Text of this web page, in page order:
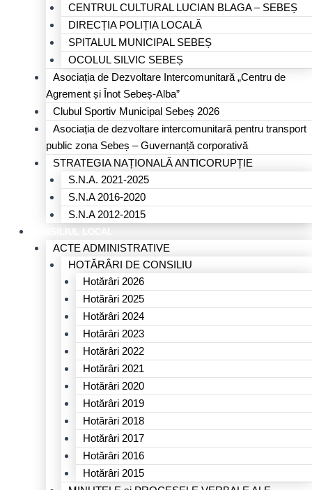
CENTRUL CULTURAL LUCIAN BLAGA – SEBEȘ
DIRECȚIA POLIȚIA LOCALĂ
SPITALUL MUNICIPAL SEBEȘ
OCOLUL SILVIC SEBEȘ
Asociația de Dezvoltare Intercomunitară „Centru de
Agrement și Înot Sebeș-Alba”
Clubul Sportiv Municipal Sebeș 2026
Asociația de dezvoltare intercomunitară pentru transport
public zona Sebeș – Guvernanță corporativă
STRATEGIA NAȚIONALĂ ANTICORUPȚIE
S.N.A. 2021-2025
S.N.A 2016-2020
S.N.A 2012-2015
CONSILIUL LOCAL
ACTE ADMINISTRATIVE
HOTĂRÂRI DE CONSILIU
Hotărâri 2026
Hotărâri 2025
Hotărâri 2024
Hotărâri 2023
Hotărâri 2022
Hotărâri 2021
Hotărâri 2020
Hotărâri 2019
Hotărâri 2018
Hotărâri 2017
Hotărâri 2016
Hotărâri 2015